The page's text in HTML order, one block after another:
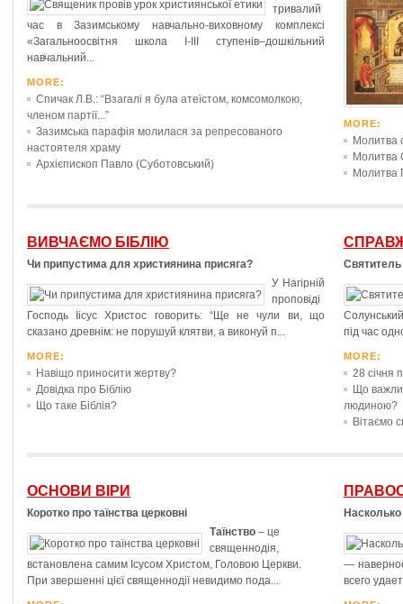
тривалий
час в Зазимському навчально-виховному комплексі
«Загальноосвітня школа І-ІІІ ступенів–дошкільний
навчальний...
MORE:
Спичак Л.В.: “Взагалі я була атеїстом, комсомолкою,
членом партії...”
Зазимська парафія молилася за репресованого
настоятеля храму
Архієпископ Павло (Суботовський)
MORE:
Молитва
Молитва
Молитва
ВИВЧАЄМО БІБЛІЮ
Чи припустима для християнина присяга?
У Нагірній
проповіді
Господь Іісус Христос говорить: “Ще не чули ви, що
сказано древнім: не порушуй клятви, а виконуй п...
MORE:
Навіщо приносити жертву?
Довідка про Біблію
Що таке Біблія?
Святитель
під час
MORE:
28 січня
Що
людиною?
Вітаємо
ОСНОВИ ВІРИ
Коротко про таїнства церковні
Таїнство – це
священнодія,
встановлена самим Ісусом Христом, Головою Церкви.
При звершенні цієї священнодії невидимо пода...
—
всего